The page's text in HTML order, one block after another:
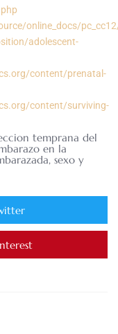
online_docs/
adolescent-
content/prenatal-
content/surviving-
temprana del
en la
, sexo y